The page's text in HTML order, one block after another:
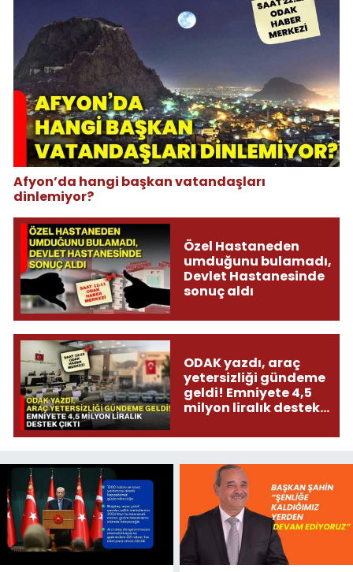
Afyon’da hangi başkan vatandaşları
dinlemiyor?
Özel Hastaneden
umduğunu bulamadı,
Devlet Hastanesinde
sonuç aldı
ODAK yazdı, araç
yetersizliği gündeme
geldi! Emniyete 4,5
milyon liralık destek